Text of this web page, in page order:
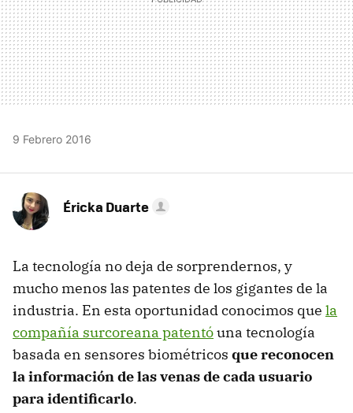
9 Febrero 2016
Éricka Duarte
La tecnología no deja de sorprendernos, y
mucho menos las patentes de los gigantes de la
industria. En esta oportunidad conocimos que la
compañía surcoreana patentóuna tecnología
basada en sensores biométricos que reconocen
la información de las venas de cada usuario
para identificarlo.